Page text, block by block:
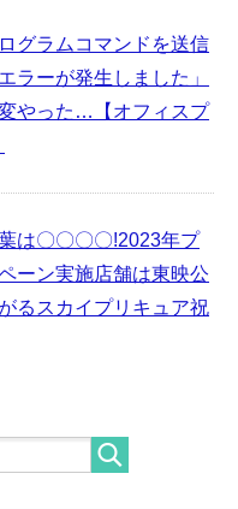
グラムコマンドを送信
ラーが発生しました」
やった…【オフィスプ
は〇〇〇〇!2023年プ
ーン実施店舗は東映公
るスカイプリキュア祝